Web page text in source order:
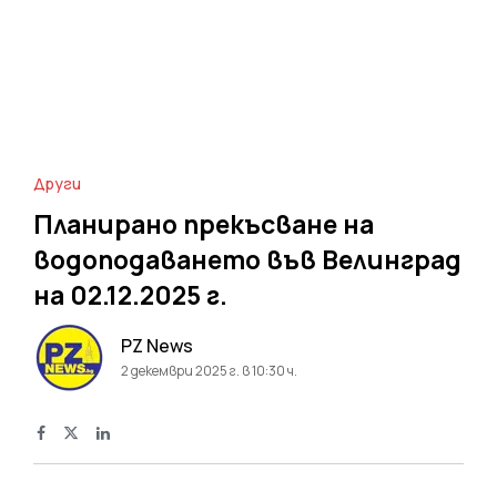
Други
Планирано прекъсване на
водоподаването във Велинград
на 02.12.2025 г.
PZ News
2 декември 2025 г. в 10:30 ч.